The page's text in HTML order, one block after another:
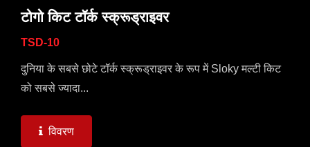
टोगो किट टॉर्क स्क्रूड्राइवर
TSD-10
दुनिया के सबसे छोटे टॉर्क स्क्रूड्राइवर के रूप में Sloky मल्टी किट
को सबसे ज्यादा...
विवरण